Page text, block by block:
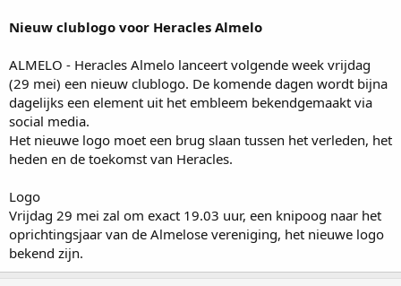
Nieuw clublogo voor Heracles Almelo
ALMELO - Heracles Almelo lanceert volgende week vrijdag
(29 mei) een nieuw clublogo. De komende dagen wordt bijna
dagelijks een element uit het embleem bekendgemaakt via
social media.
Het nieuwe logo moet een brug slaan tussen het verleden, het
heden en de toekomst van Heracles.
Logo
Vrijdag 29 mei zal om exact 19.03 uur, een knipoog naar het
oprichtingsjaar van de Almelose vereniging, het nieuwe logo
bekend zijn.